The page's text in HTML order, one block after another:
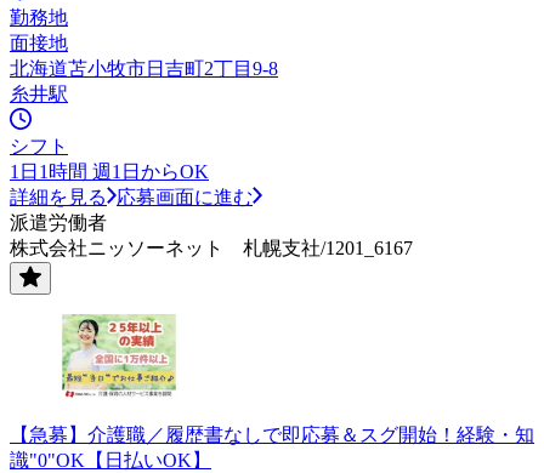
勤務地
面接地
北海道苫小牧市日吉町2丁目9-8
糸井駅
シフト
1日1時間 週1日からOK
詳細を見る
応募画面に進む
派遣労働者
株式会社ニッソーネット 札幌支社/1201_6167
【急募】介護職／履歴書なしで即応募＆スグ開始！経験・知
識"0"OK【日払いOK】